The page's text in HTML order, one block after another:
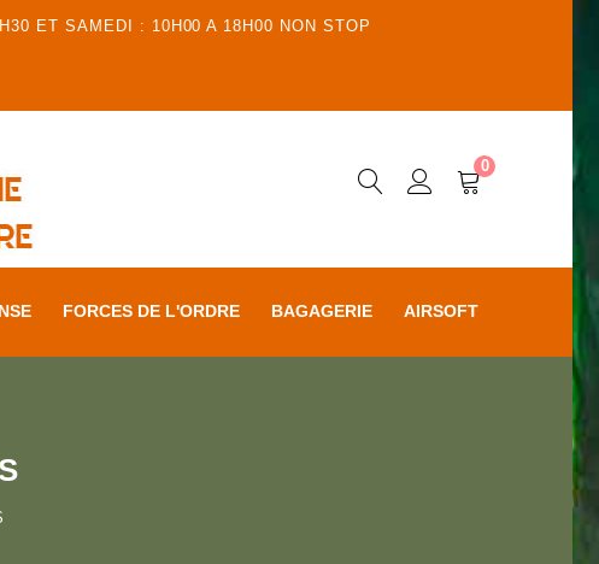
ET SAMEDI : 10H00 A 18H00 NON STOP
0
FORCES DE L'ORDRE BAGAGERIE AIRSOFT